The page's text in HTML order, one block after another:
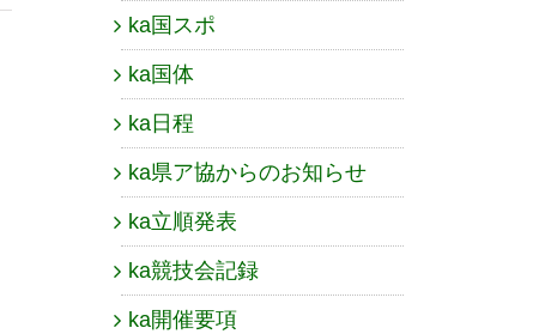
ka国スポ
ka国体
ka日程
ka県ア協からのお知らせ
ka立順発表
ka競技会記録
ka開催要項